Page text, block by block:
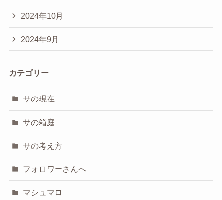
2024年10月
2024年9月
カテゴリー
サの現在
サの箱庭
サの考え方
フォロワーさんへ
マシュマロ